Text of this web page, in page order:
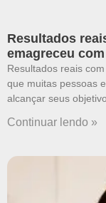
Resultados
emagreceu
Resultados reais
que muitas pessoas
alcançar seus
Continuar lendo »